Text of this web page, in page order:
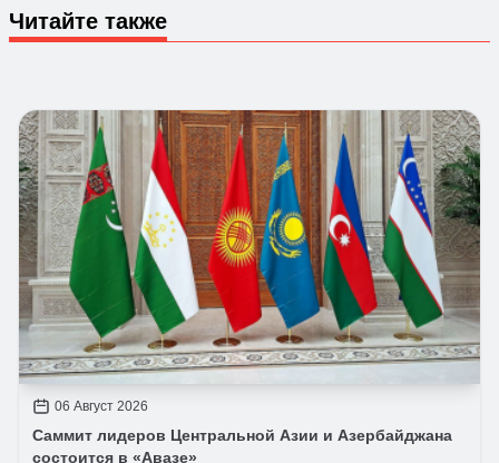
Читайте также
06 Август 2026
Саммит лидеров Центральной Азии и Азербайджана
состоится в «Авазе»